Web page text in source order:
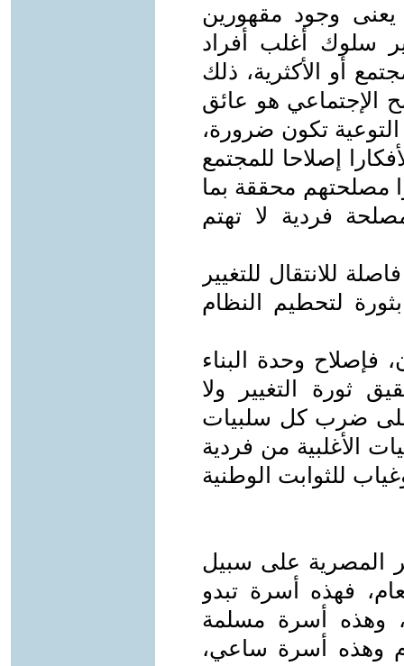
وجود مقهورين
سلوك أغلب أفراد
أو الأكثرية، ذلك
الإجتماعي هو عائق
تكون ضرورة،
إصلاحا للمجتمع
مصلحتهم محققة بما
فردية لا تهتم
للانتقال للتغيير
لتحطيم النظام
فإصلاح وحدة البناء
ثورة التغيير ولا
على ضرب كل سلبيات
الأغلبية من فردية
للثوابت الوطنية
المصرية على سبيل
فهذه أسرة تبدو
وهذه أسرة مسلمة
وهذه أسرة ساعي،